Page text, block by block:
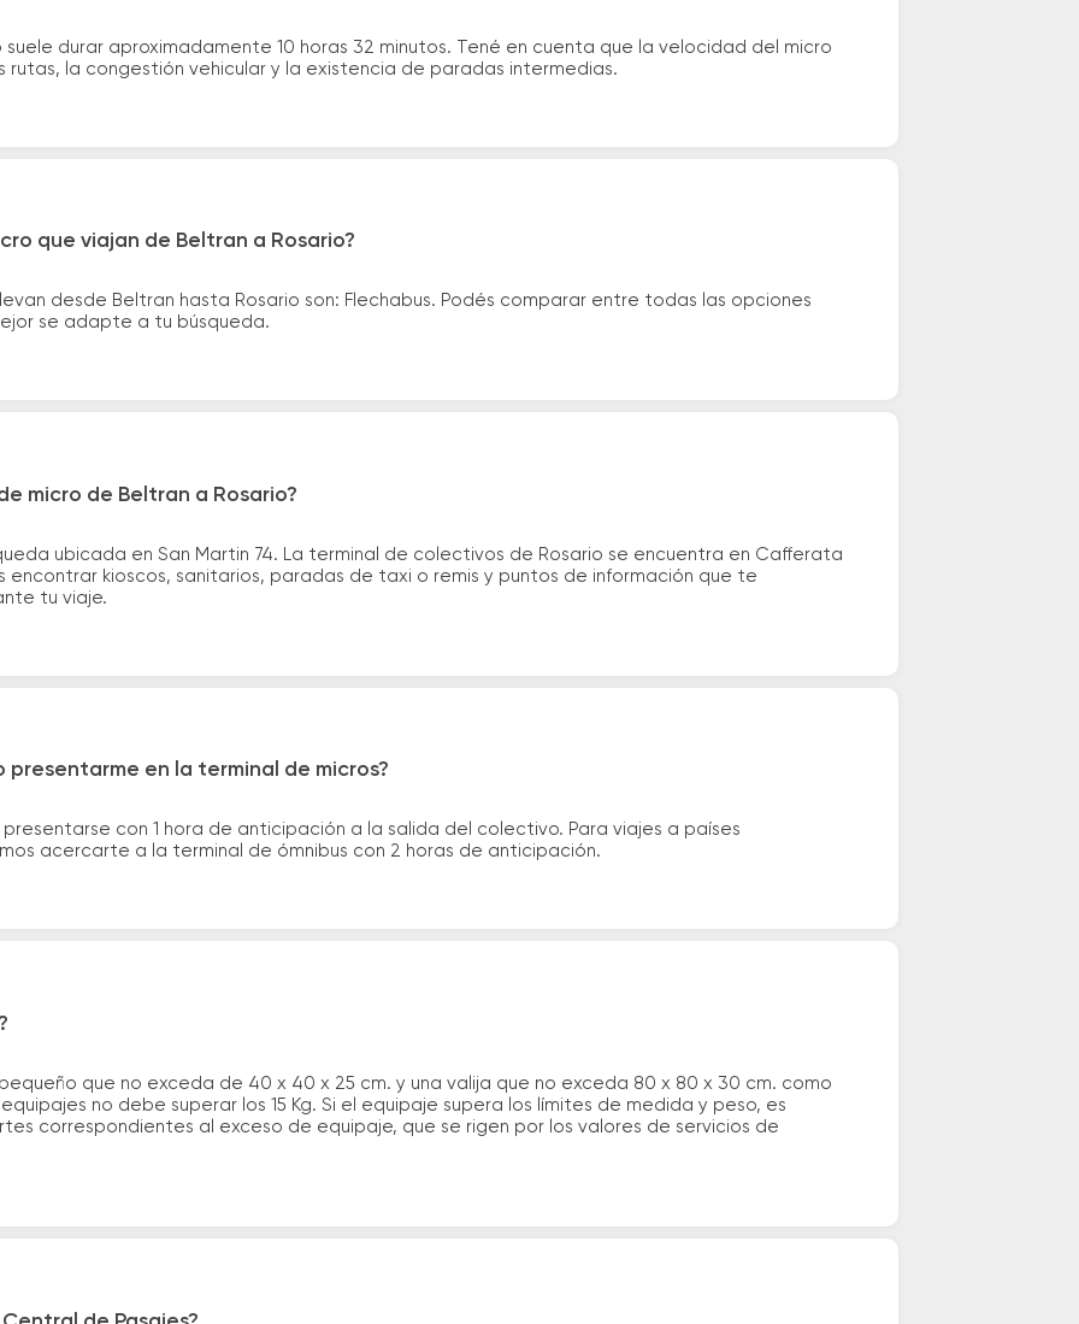
suele durar aproximadamente 10 horas 32 minutos. Tené en cuenta que la velocidad del micro
rutas, la congestión vehicular y la existencia de paradas intermedias.
que viajan de Beltran a Rosario?
desde Beltran hasta Rosario son: Flechabus. Podés comparar entre todas las opciones
se adapte a tu búsqueda.
micro de Beltran a Rosario?
ubicada en San Martin 74. La terminal de colectivos de Rosario se encuentra en Cafferata
encontrar kioscos, sanitarios, paradas de taxi o remis y puntos de información que te
tu viaje.
en la terminal de micros?
con 1 hora de anticipación a la salida del colectivo. Para viajes a países
acercarte a la terminal de ómnibus con 2 horas de anticipación.
que no exceda de 40 x 40 x 25 cm. y una valija que no exceda 80 x 80 x 30 cm. como
no debe superar los 15 Kg. Si el equipaje supera los límites de medida y peso, es
correspondientes al exceso de equipaje, que se rigen por los valores de servicios de